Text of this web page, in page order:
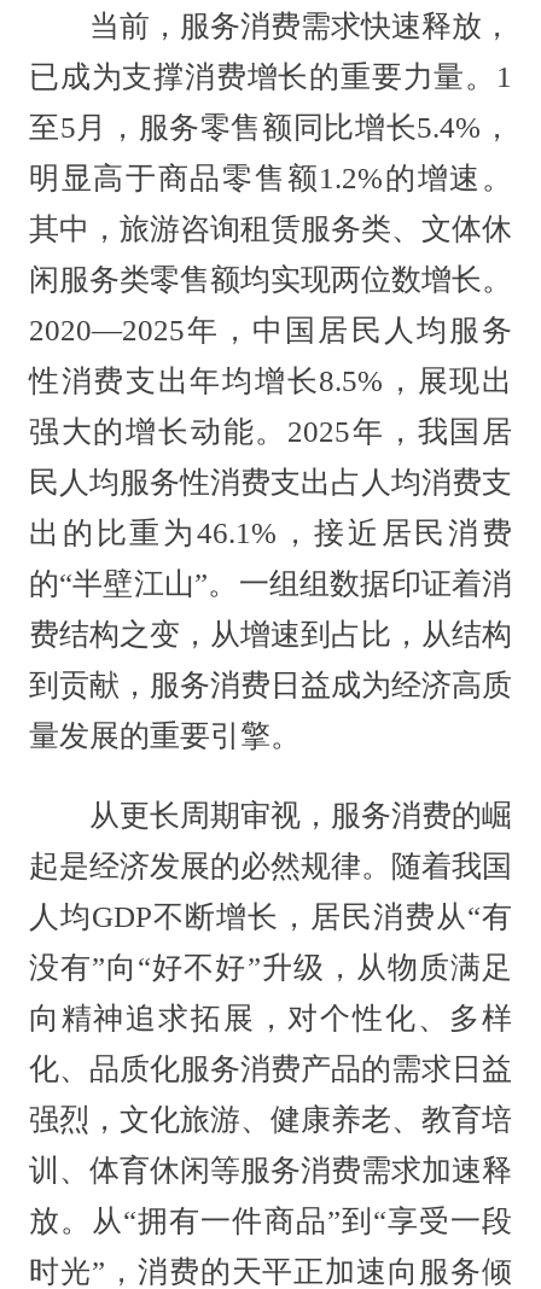
当前，服务消费需求快速释放，
已成为支撑消费增长的重要力量。1
至5月，服务零售额同比增长5.4%，
明显高于商品零售额1.2%的增速。
其中，旅游咨询租赁服务类、文体休
闲服务类零售额均实现两位数增长。
2020—2025年，中国居民人均服务
性消费支出年均增长8.5%，展现出
强大的增长动能。2025年，我国居
民人均服务性消费支出占人均消费支
出的比重为46.1%，接近居民消费
的“半壁江山”。一组组数据印证着消
费结构之变，从增速到占比，从结构
到贡献，服务消费日益成为经济高质
量发展的重要引擎。
从更长周期审视，服务消费的崛
起是经济发展的必然规律。随着我国
人均GDP不断增长，居民消费从“有
没有”向“好不好”升级，从物质满足
向精神追求拓展，对个性化、多样
化、品质化服务消费产品的需求日益
强烈，文化旅游、健康养老、教育培
训、体育休闲等服务消费需求加速释
放。从“拥有一件商品”到“享受一段
时光”，消费的天平正加速向服务倾